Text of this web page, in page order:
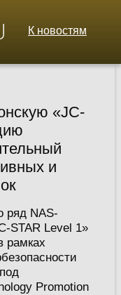
К новостям
«JC-
и
ряд NAS-
STAR Level 1»
рамках
Promotion